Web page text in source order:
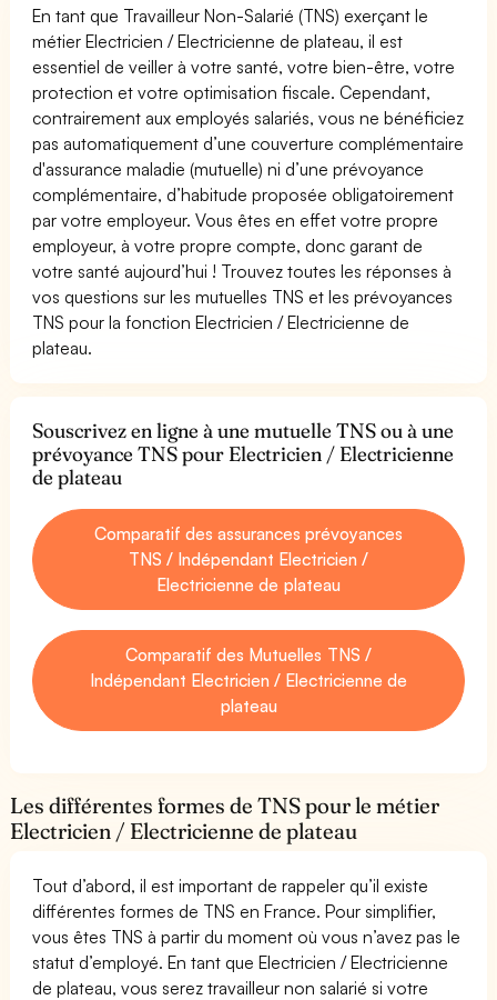
En tant que Travailleur Non-Salarié (TNS) exerçant le
métier Electricien / Electricienne de plateau, il est
essentiel de veiller à votre santé, votre bien-être, votre
protection et votre optimisation fiscale. Cependant,
contrairement aux employés salariés, vous ne bénéficiez
pas automatiquement d’une couverture complémentaire
d'assurance maladie (mutuelle) ni d’une prévoyance
complémentaire, d’habitude proposée obligatoirement
par votre employeur. Vous êtes en effet votre propre
employeur, à votre propre compte, donc garant de
votre santé aujourd’hui ! Trouvez toutes les réponses à
vos questions sur les mutuelles TNS et les prévoyances
TNS pour la fonction Electricien / Electricienne de
plateau.
Souscrivez en ligne à une mutuelle TNS ou à une
prévoyance TNS pour Electricien / Electricienne
de plateau
Comparatif des assurances prévoyances
TNS / Indépendant Electricien /
Electricienne de plateau
Comparatif des Mutuelles TNS /
Indépendant Electricien / Electricienne de
plateau
Les différentes formes de TNS pour le métier
Electricien / Electricienne de plateau
Tout d’abord, il est important de rappeler qu’il existe
différentes formes de TNS en France. Pour simplifier,
vous êtes TNS à partir du moment où vous n’avez pas le
statut d’employé. En tant que Electricien / Electricienne
de plateau, vous serez travailleur non salarié si votre